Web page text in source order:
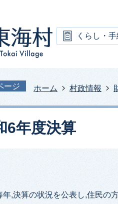
くらし・手
ージ ホーム 村政情報
6年度決算
年,決算の状況を公表し,住民の